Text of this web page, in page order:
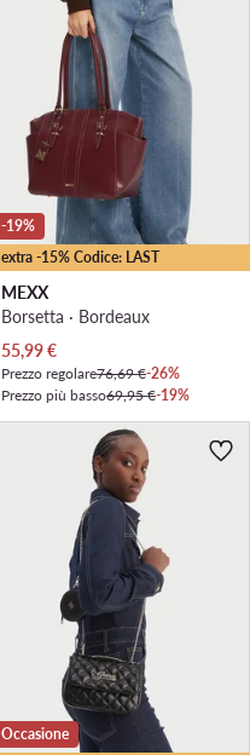
extra -15% Codice: LAST
-19%
MEXX
Borsetta · Bordeaux
Prezzo attuale
55,99€
Prezzo regolare76,69 €-26%
Prezzo più basso69,95 €-19%
Occasione